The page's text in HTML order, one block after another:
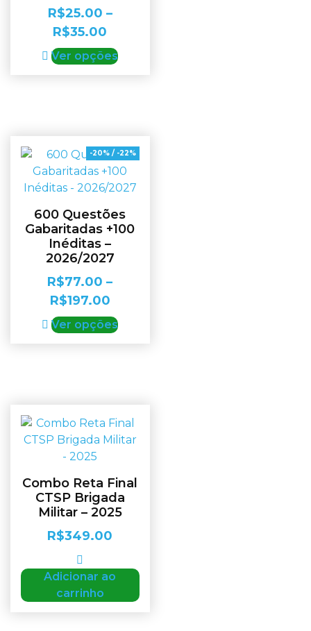
R$25.00 –
R$35.00
Ver opções
-20% / -22%
600 Questões
Gabaritadas +100
Inéditas –
2026/2027
R$77.00 –
R$197.00
Ver opções
Combo Reta Final
CTSP Brigada
Militar – 2025
R$349.00
Adicionar ao
carrinho